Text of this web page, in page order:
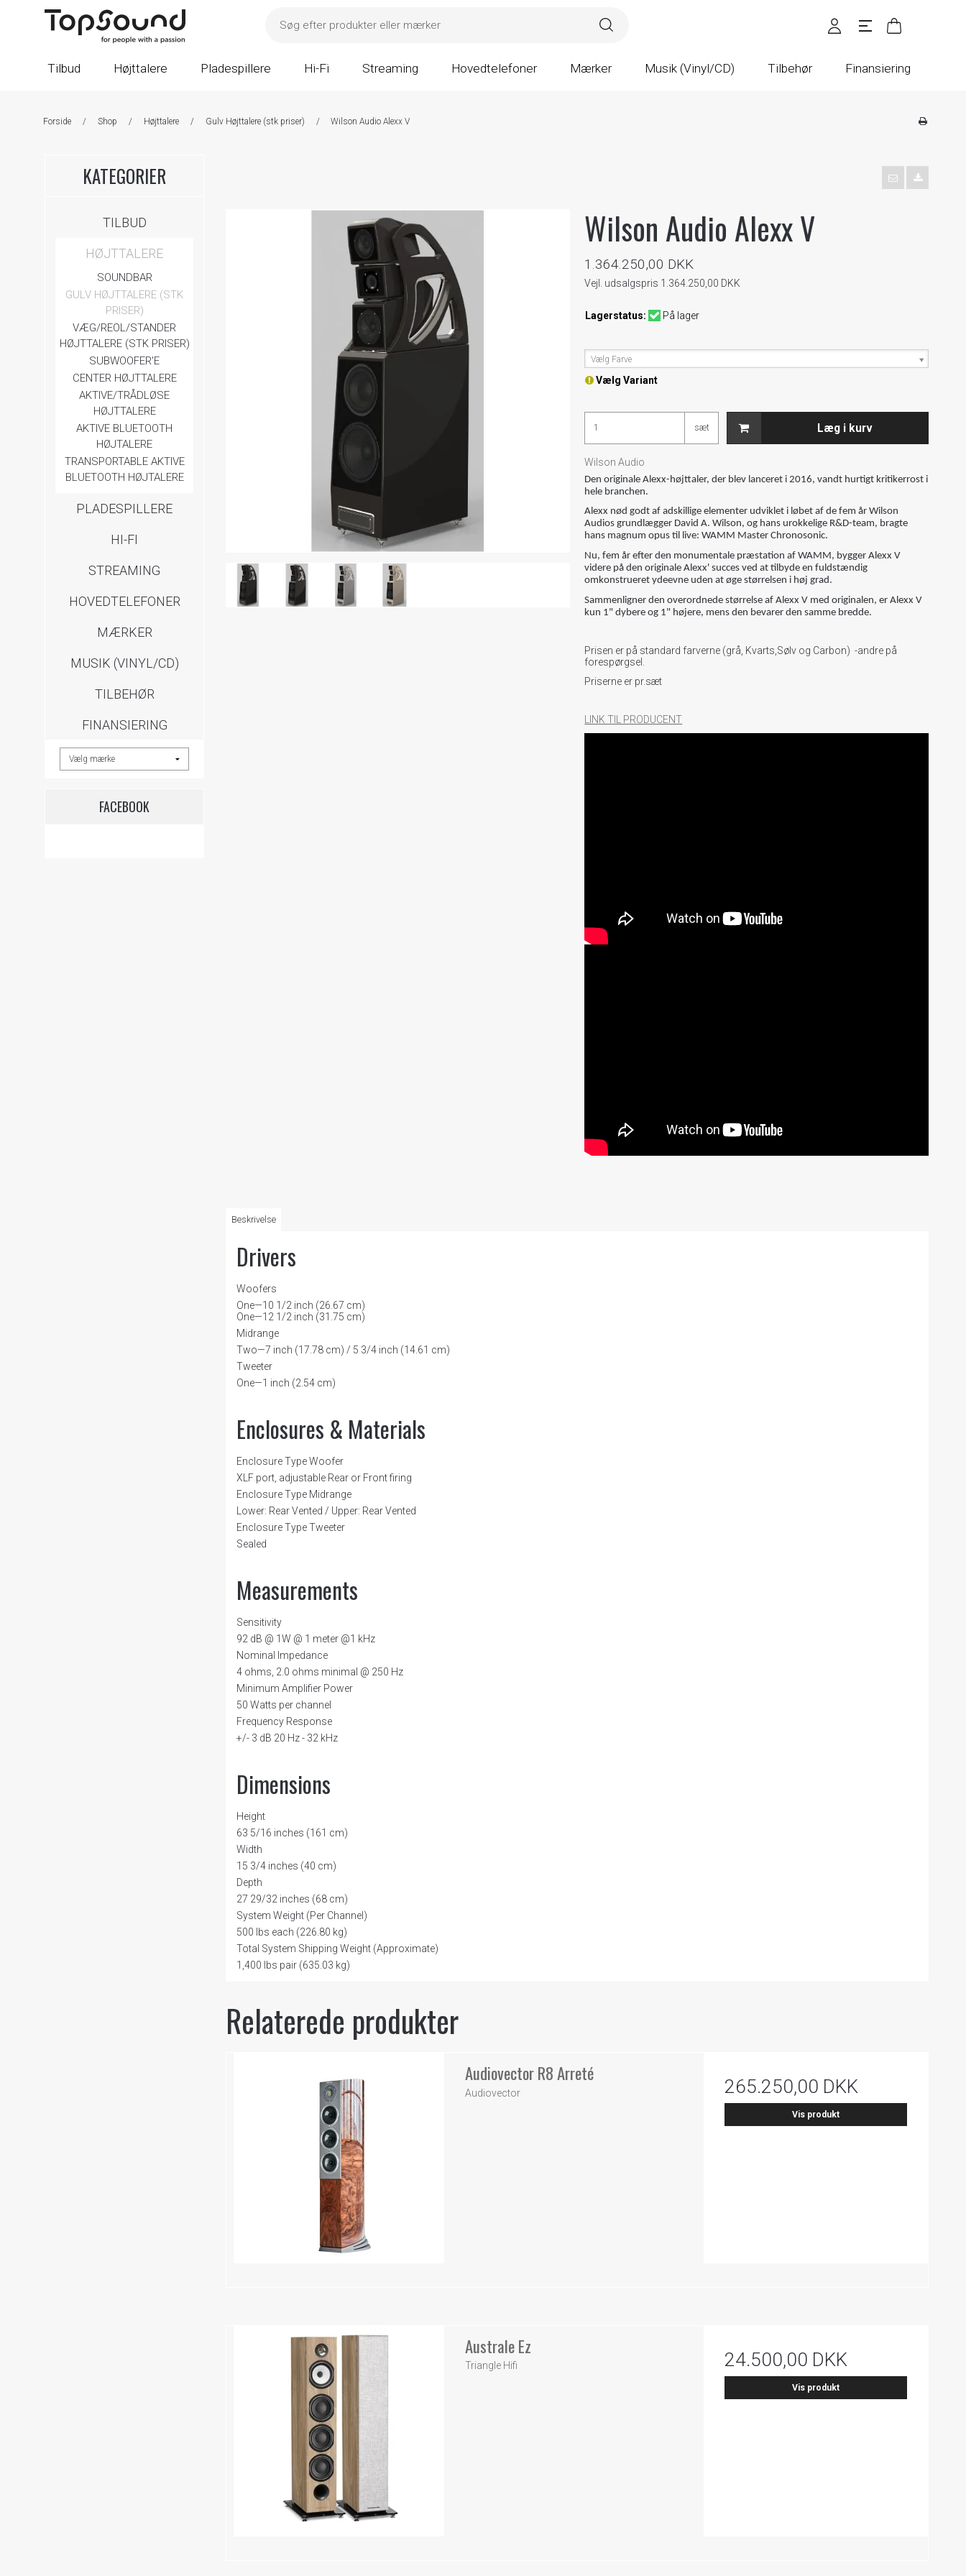
Tilbud Højttalere Pladespillere Hi-Fi Streaming Hovedtelefoner Mærker Musik (Vinyl/CD) Tilbehør Finansiering
Forside / Shop / Højttalere / Gulv Højttalere (stk priser) / Wilson Audio Alexx V
KATEGORIER
TILBUD
HØJTTALERE
SOUNDBAR
GULV HØJTTALERE (STK
PRISER)
VÆG/REOL/STANDER
HØJTTALERE (STK PRISER)
SUBWOOFER'E
CENTER HØJTTALERE
AKTIVE/TRÅDLØSE
HØJTTALERE
AKTIVE BLUETOOTH
HØJTALERE
TRANSPORTABLE AKTIVE
BLUETOOTH HØJTALERE
PLADESPILLERE
HI-FI
STREAMING
HOVEDTELEFONER
MÆRKER
MUSIK (VINYL/CD)
TILBEHØR
FINANSIERING
FACEBOOK
Wilson Audio Alexx V
1.364.250,00 DKK
Vejl. udsalgspris 1.364.250,00 DKK
Lagerstatus: På lager
Vælg Farve
Vælg Variant
sæt Læg i kurv
Wilson Audio
Den originale Alexx-højttaler, der blev lanceret i 2016, vandt hurtigt kritikerrost i
hele branchen.
Alexx nød godt af adskillige elementer udviklet i løbet af de fem år Wilson
Audios grundlægger David A. Wilson, og hans urokkelige R&D-team, bragte
hans magnum opus til live: WAMM Master Chronosonic.
Nu, fem år efter den monumentale præstation af WAMM, bygger Alexx V
videre på den originale Alexx' succes ved at tilbyde en fuldstændig
omkonstrueret ydeevne uden at øge størrelsen i høj grad.
Sammenligner den overordnede størrelse af Alexx V med originalen, er Alexx V
kun 1" dybere og 1" højere, mens den bevarer den samme bredde.
Prisen er på standard farverne (grå, Kvarts,Sølv og Carbon) -andre på
forespørgsel.
Priserne er pr.sæt
LINK TIL PRODUCENT
Beskrivelse
Drivers
Woofers
One—10 1/2 inch (26.67 cm)
One—12 1/2 inch (31.75 cm)
Midrange
Two—7 inch (17.78 cm) / 5 3/4 inch (14.61 cm)
Tweeter
One—1 inch (2.54 cm)
Enclosures & Materials
Enclosure Type Woofer
XLF port, adjustable Rear or Front firing
Enclosure Type Midrange
Lower: Rear Vented / Upper: Rear Vented
Enclosure Type Tweeter
Sealed
Measurements
Sensitivity
92 dB @ 1W @ 1 meter @1 kHz
Nominal Impedance
4 ohms, 2.0 ohms minimal @ 250 Hz
Minimum Amplifier Power
50 Watts per channel
Frequency Response
+/- 3 dB 20 Hz - 32 kHz
Dimensions
Height
63 5/16 inches (161 cm)
Width
15 3/4 inches (40 cm)
Depth
27 29/32 inches (68 cm)
System Weight (Per Channel)
500 lbs each (226.80 kg)
Total System Shipping Weight (Approximate)
1,400 lbs pair (635.03 kg)
Relaterede produkter
Audiovector R8 Arreté
Audiovector 265.250,00 DKK
Vis produkt
Australe Ez
Triangle Hifi 24.500,00 DKK
Vis produkt